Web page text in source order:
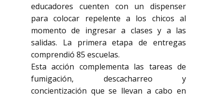
educadores cuenten con un dispenser
para colocar repelente a los chicos al
momento de ingresar a clases y a las
salidas. La primera etapa de entregas
comprendió 85 escuelas.
Esta acción complementa las tareas de
fumigación, descacharreo y
concientización que se llevan a cabo en